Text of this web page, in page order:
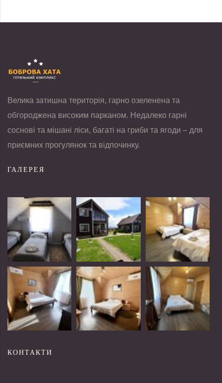
Велика затишна територія, гарно озеленена та
обгороджена високим парканом. Недалеко гарні
соснові та мішані ліси, багаті на гриби та ягоди – для
приємних прогулянок та відпочинку.
ГАЛЕРЕЯ
КОНТАКТИ